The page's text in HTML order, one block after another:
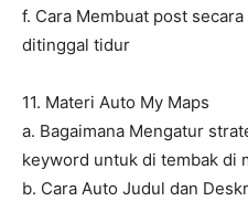
f. Cara Membuat post
ditinggal tidur
11. Materi Auto My Maps
a. Bagaimana Mengatur
keyword untuk di tembak di
b. Cara Auto Judul dan